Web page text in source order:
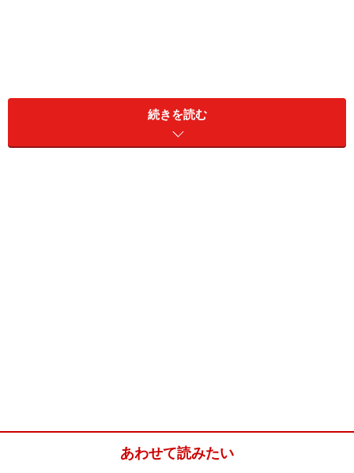
TENGAの創始者である松本光一氏は元々エンジニアであ
続きを読む
あわせて読みたい